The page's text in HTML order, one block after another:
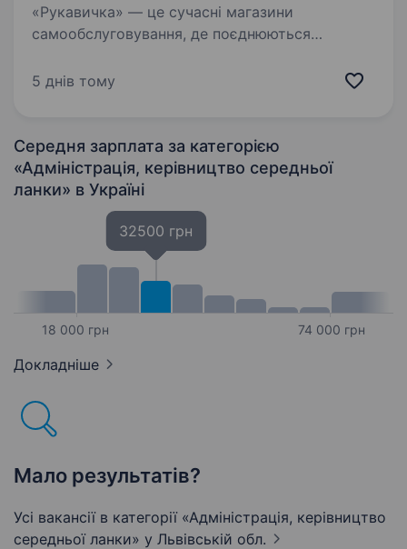
«Рукавичка» — це сучасні магазини
самообслуговування, де поєднюються
практики ритейлу. Ми активно розвиваємося
5 днів тому
Середня зарплата за категорією
«Адмiнiстрацiя, керівництво середньої
ланки» в Україні
18 000 грн
32500 грн
74 000 грн
Докладніше
Мало результатів?
Усі вакансії в категорії «Адмiнiстрацiя, керівництво
середньої ланки» у Львівській обл.